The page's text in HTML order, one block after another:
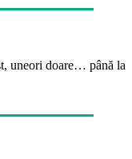
uneori doare… până la